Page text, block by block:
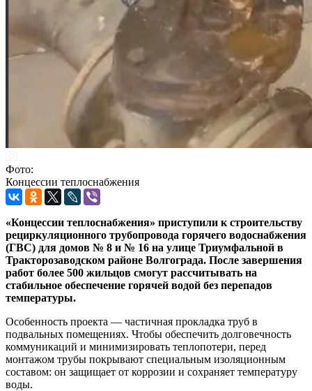
Фото:
Концессии теплоснабжения
«Концессии теплоснабжения» приступили к строительству
рециркуляционного трубопровода горячего водоснабжения
(ГВС) для домов № 8 и № 16 на улице Триумфальной в
Тракторозаводском районе Волгограда. После завершения
работ более 500 жильцов смогут рассчитывать на
стабильное обеспечение горячей водой без перепадов
температуры.
Особенность проекта — частичная прокладка труб в
подвальных помещениях. Чтобы обеспечить долговечность
коммуникаций и минимизировать теплопотери, перед
монтажом трубы покрывают специальным изоляционным
составом: он защищает от коррозии и сохраняет температуру
воды.